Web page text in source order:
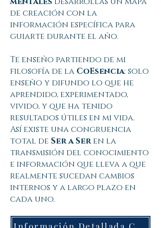
de creación con la
información específica para
guiarte durante el año.
Te enseño partiendo de mi
filosofía de la CoEsencia: solo
enseño y difundo lo que he
aprendido, experimentado,
vivido, y que ha tenido
resultados útiles en mi vida.
Así existe una congruencia
total de Ser a Seren la
transmisión del conocimiento
e información que lleva a que
realmente sucedan cambios
internos y a largo plazo en
cada uno.